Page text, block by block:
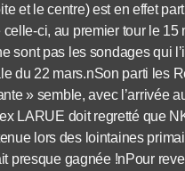
et le centre) est en effet
celle-ci, au premier tour le
sont pas les sondages qui
du 22 mars.nSon parti les
» semble, avec l’arrivée
LARUE doit regretté que
lors des lointaines
presque gagnée !nPour